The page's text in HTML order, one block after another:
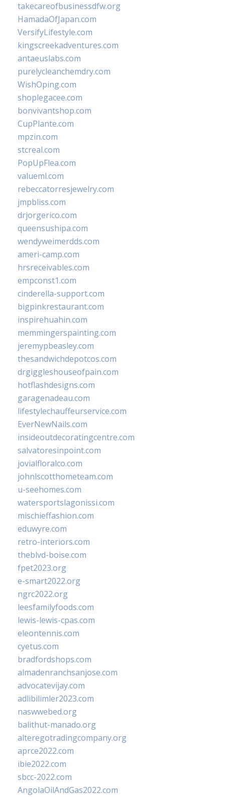
takecareofbusinessdfw.org
HamadaOfJapan.com
VersifyLifestyle.com
kingscreekadventures.com
antaeuslabs.com
purelycleanchemdry.com
WishOping.com
shoplegacee.com
bonvivantshop.com
CupPlante.com
mpzin.com
stcreal.com
PopUpFlea.com
valueml.com
rebeccatorresjewelry.com
jmpbliss.com
drjorgerico.com
queensushipa.com
wendyweimerdds.com
ameri-camp.com
hrsreceivables.com
empconst1.com
cinderella-support.com
bigpinkrestaurant.com
inspirehuahin.com
memmingerspainting.com
jeremypbeasley.com
thesandwichdepotcos.com
drgiggleshouseofpain.com
hotflashdesigns.com
garagenadeau.com
lifestylechauffeurservice.com
EverNewNails.com
insideoutdecoratingcentre.com
salvatoresinpoint.com
jovialfloralco.com
johnlscotthometeam.com
u-seehomes.com
watersportslagonissi.com
mischieffashion.com
eduwyre.com
retro-interiors.com
theblvd-boise.com
fpet2023.org
e-smart2022.org
ngrc2022.org
leesfamilyfoods.com
lewis-lewis-cpas.com
eleontennis.com
cyetus.com
bradfordshops.com
almadenranchsanjose.com
advocatevijay.com
adlibilimler2023.com
naswwebed.org
balithut-manado.org
alteregotradingcompany.org
aprce2022.com
ibie2022.com
sbcc-2022.com
AngolaOilAndGas2022.com